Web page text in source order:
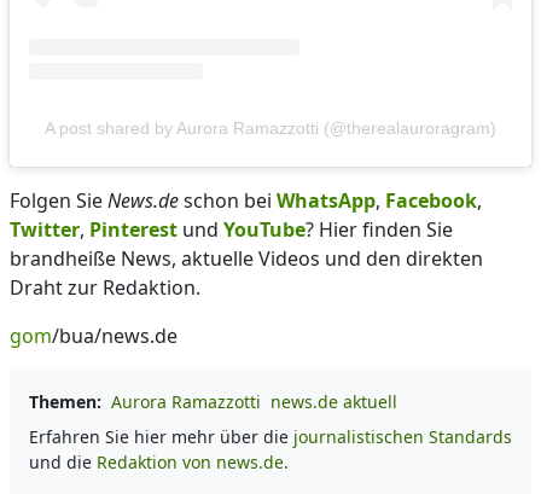
A post shared by Aurora Ramazzotti (@therealauroragram)
Folgen SieNews.deschon bei WhatsApp, Facebook,
Twitter, Pinterest und YouTube? Hier finden Sie
brandheiße News, aktuelle Videos und den direkten
Draht zur Redaktion.
gom/bua/news.de
Themen: Aurora Ramazzotti news.de aktuell
Erfahren Sie hier mehr über die journalistischen Standards
und die Redaktion von news.de.